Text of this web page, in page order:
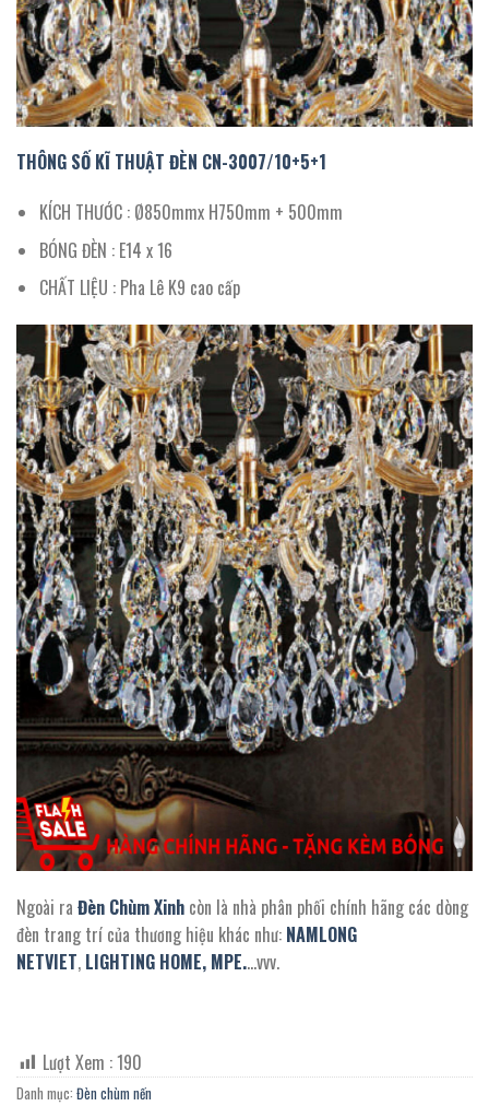
THÔNG SỐ KĨ THUẬT ĐÈN CN-3007/10+5+1
KÍCH THƯỚC : Ø850mmx H750mm + 500mm
BÓNG ĐÈN : E14 x 16
CHẤT LIỆU : Pha Lê K9 cao cấp
Ngoài ra Đèn Chùm Xinh còn là nhà phân phối chính hãng các dòng
đèn trang trí của thương hiệu khác như: NAMLONG
NETVIET, LIGHTING HOME, MPE.…vvv.
Lượt Xem :190
Danh mục: Đèn chùm nến